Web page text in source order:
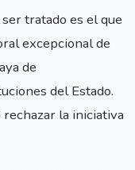
tratado es el que
excepcional de
de
del Estado.
rechazar la iniciativa